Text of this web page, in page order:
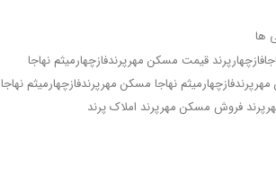
ها
قیمت مسکن مهرپرندفازچهارمیثم نهاجا
نهاجا مسکن مهرپرندفازچهارمیثم نهاجا
فروش مسکن مهرپرند املاک پرند